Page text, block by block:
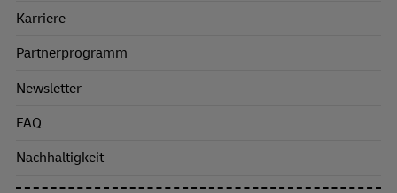
Karriere
Partnerprogramm
Newsletter
FAQ
Nachhaltigkeit